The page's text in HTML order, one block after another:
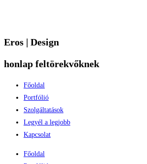
Eros | Design
honlap feltörekvőknek
Főoldal
Portfólió
Szolgáltatások
Legyél a legjobb
Kapcsolat
Főoldal